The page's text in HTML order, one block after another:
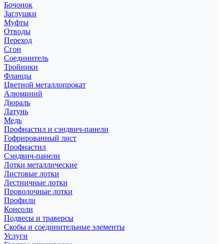
Бочонок
Заглушки
Муфты
Отводы
Переход
Сгон
Соединитель
Тройники
Фланцы
Цветной металлопрокат
Алюминий
Дюраль
Латунь
Медь
Профнастил и сэндвич-панели
Гофрированный лист
Профнастил
Сэндвич-панели
Лотки металлические
Листовые лотки
Лестничные лотки
Проволочные лотки
Профили
Консоли
Подвесы и траверсы
Скобы и соединительные элементы
Услуги